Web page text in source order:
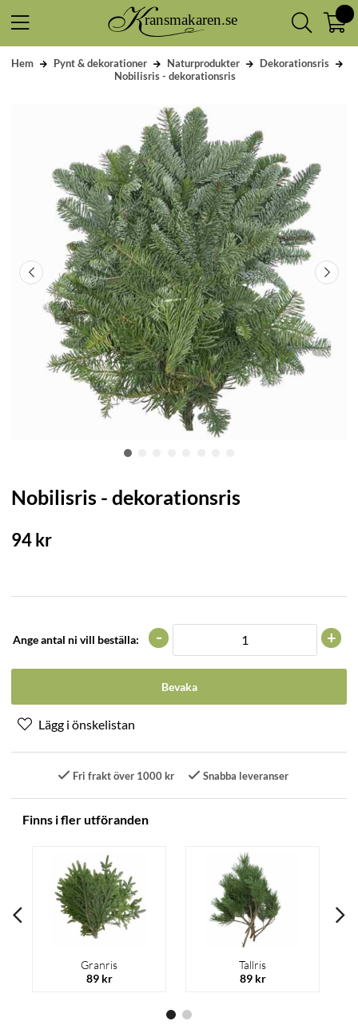
Hem Pynt & dekorationer Naturprodukter
Dekorationsris
Nobilisris - dekorationsris
Nobilisris - dekorationsris
94kr
Ange antal ni vill beställa: +
-
Bevaka
Fri frakt över 1000 kr Snabba leveranser
Finns i fler utföranden
Granris
89 kr
Tallris
89 kr